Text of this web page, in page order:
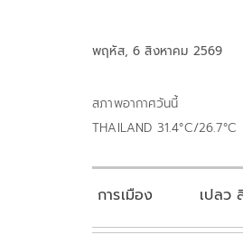
พฤหัส, 6 สิงหาคม 2569
สภาพอากาศวันนี้
THAILAND 31.4°C/26.7°C
การเมือง เปลว